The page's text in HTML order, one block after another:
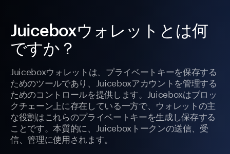
Juiceboxウォレットとは何
ですか？
Juiceboxウォレットは、プライベートキーを保存する
ためのツールであり、Juiceboxアカウントを管理する
ためのコントロールを提供します。Juiceboxはブロッ
クチェーン上に存在している一方で、ウォレットの主
な役割はこれらのプライベートキーを生成し保存する
ことです。本質的に、Juiceboxトークンの送信、受
信、管理に使用されます。